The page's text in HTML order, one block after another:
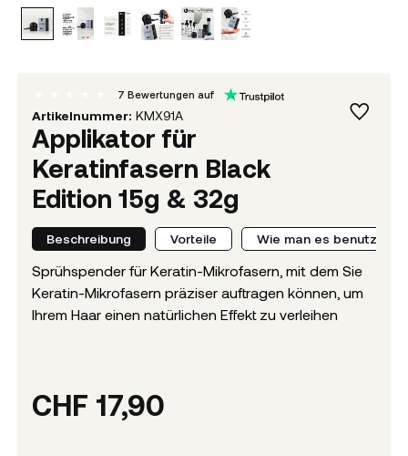
Artikelnummer: KMX91A
Applikator für
Keratinfasern Black
Edition 15g & 32g
7 Bewertungen auf
Beschreibung Vorteile Wie man es benutzt
Sprühspender für Keratin-Mikrofasern, mit dem Sie
Keratin-Mikrofasern präziser auftragen können, um
Ihrem Haar einen natürlichen Effekt zu verleihen
CHF 17,90